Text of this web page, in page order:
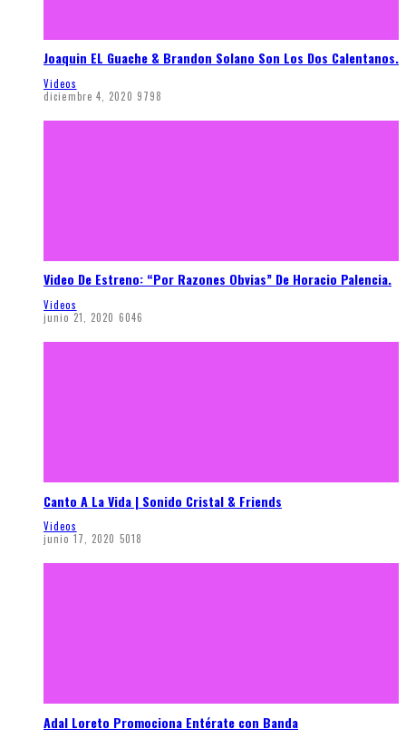
Joaquin EL Guache & Brandon Solano Son Los Dos Calentanos.
Videos
diciembre 4, 2020 9798
Video De Estreno: “Por Razones Obvias” De Horacio Palencia.
Videos
junio 21, 2020 6046
Canto A La Vida | Sonido Cristal & Friends
Videos
junio 17, 2020 5018
Adal Loreto Promociona Entérate con Banda